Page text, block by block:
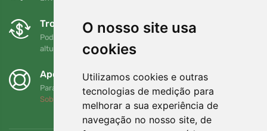
O nosso site usa
cookies
Utilizamos cookies e outras
tecnologias de medição para
melhorar a sua experiência de
navegação no nosso site, de
Trocas e devoluções gratuitas
Pode devolver ou trocar a sua encomenda em qualquer
altura no prazo de 90 dias
Apoiamos a Trees.org
Para cada encomenda plantamos uma árvore! Leia mais
Sobre nós